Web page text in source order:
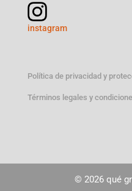
instagram
Política de privacidad y
Términos legales y
© 2026 qué